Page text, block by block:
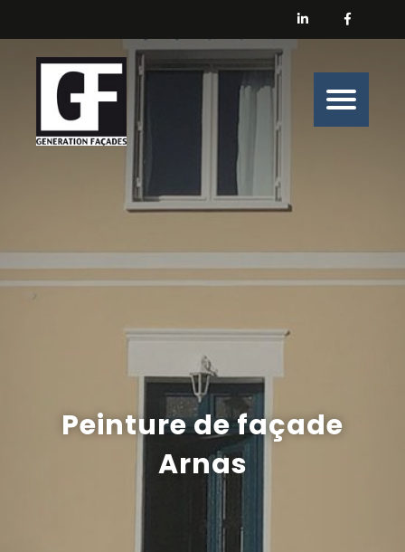
Générations Façades
Nos prestations
Nos belles histoires de chantiers
Générations Façades s’engage
Peinture de façade
Arnas